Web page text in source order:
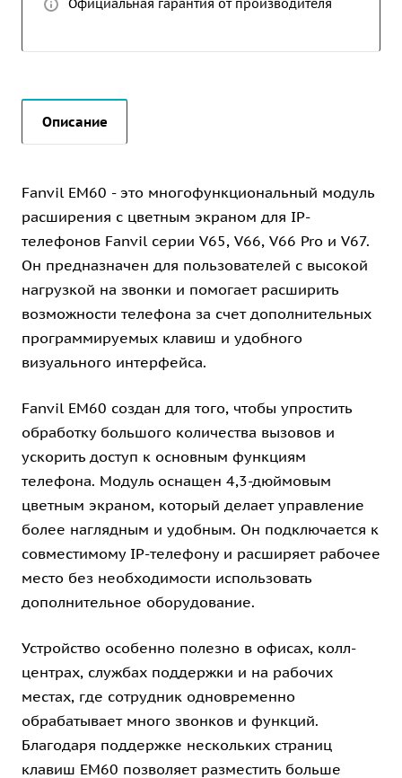
Официальная гарантия от производителя
Описание
Fanvil EM60 - это многофункциональный модуль
расширения с цветным экраном для IP-
телефонов Fanvil серии V65, V66, V66 Pro и V67.
Он предназначен для пользователей с высокой
нагрузкой на звонки и помогает расширить
возможности телефона за счет дополнительных
программируемых клавиш и удобного
визуального интерфейса.
Fanvil EM60 создан для того, чтобы упростить
обработку большого количества вызовов и
ускорить доступ к основным функциям
телефона. Модуль оснащен 4,3-дюймовым
цветным экраном, который делает управление
более наглядным и удобным. Он подключается к
совместимому IP-телефону и расширяет рабочее
место без необходимости использовать
дополнительное оборудование.
Устройство особенно полезно в офисах, колл-
центрах, службах поддержки и на рабочих
местах, где сотрудник одновременно
обрабатывает много звонков и функций.
Благодаря поддержке нескольких страниц
клавиш EM60 позволяет разместить больше